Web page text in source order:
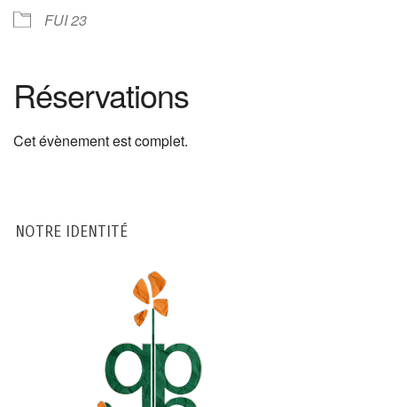
FUI 23
Réservations
Cet évènement est complet.
NOTRE IDENTITÉ